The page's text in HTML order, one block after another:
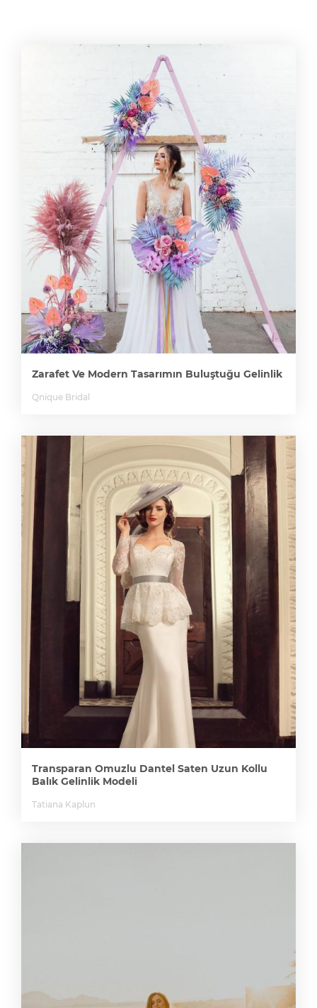
Zarafet Ve Modern Tasarımın Buluştuğu Gelinlik
Qnique Bridal
Transparan Omuzlu Dantel Saten Uzun Kollu
Balık Gelinlik Modeli
Tatiana Kaplun